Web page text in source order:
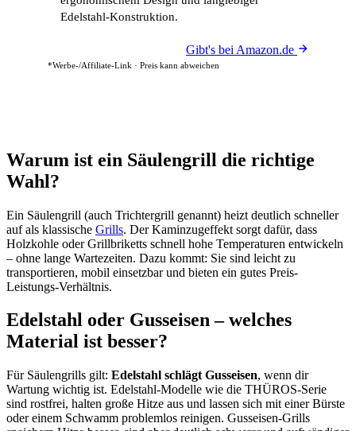
Edelstahl-Konstruktion.
Gibt's bei Amazon.de
*Werbe-/Affiliate-Link · Preis kann abweichen
Warum ist ein Säulengrill die richtige
Wahl?
Ein Säulengrill (auch Trichtergrill genannt) heizt deutlich schneller
auf als klassische Grills. Der Kaminzugeffekt sorgt dafür, dass
Holzkohle oder Grillbriketts schnell hohe Temperaturen entwickeln
– ohne lange Wartezeiten. Dazu kommt: Sie sind leicht zu
transportieren, mobil einsetzbar und bieten ein gutes Preis-
Leistungs-Verhältnis.
Edelstahl oder Gusseisen – welches
Material ist besser?
Für Säulengrills gilt: Edelstahl schlägt Gusseisen, wenn dir
Wartung wichtig ist. Edelstahl-Modelle wie die THÜROS-Serie
sind rostfrei, halten große Hitze aus und lassen sich mit einer Bürste
oder einem Schwamm problemlos reinigen. Gusseisen-Grills